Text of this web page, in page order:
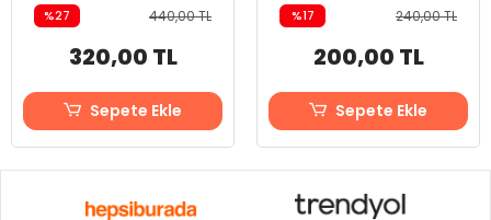
%27 440,00 TL
320,00 TL
Sepete Ekle
%17 240,00 TL
200,00 TL
Sepete Ekle